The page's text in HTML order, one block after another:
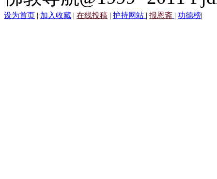
设为首页 | 加入收藏 | 在线投稿 | 护持网站 | 报恩斋 | 功德榜|